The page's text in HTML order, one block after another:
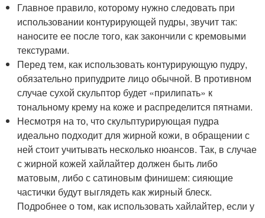
Главное правило, которому нужно следовать при
использовании контурирующей пудры, звучит так:
наносите ее после того, как закончили с кремовыми
текстурами.
Перед тем, как использовать контурирующую пудру,
обязательно припудрите лицо обычной. В противном
случае сухой скульптор будет «прилипать» к
тональному крему на коже и распределится пятнами.
Несмотря на то, что скульптурирующая пудра
идеально подходит для жирной кожи, в обращении с
ней стоит учитывать несколько нюансов. Так, в случае
с жирной кожей хайлайтер должен быть либо
матовым, либо с сатиновым финишем: сияющие
частички будут выглядеть как жирный блеск.
Подробнее о том, как использовать хайлайтер, если у